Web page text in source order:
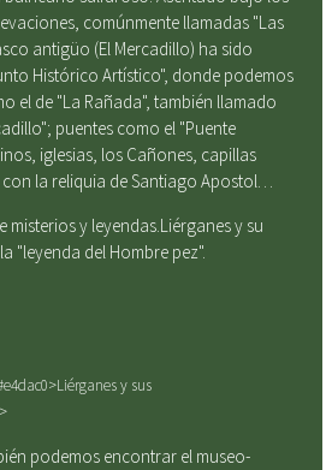
comúnmente llamadas "Las
antigüo (El Mercadillo) ha sido
Histórico Artístico", donde podemos
el de "La Rañada", también llamado
puentes como el "Puente
iglesias, los Cañones, capillas
la reliquia de Santiago Apostol…
misterios y leyendas.Liérganes y su
"leyenda del Hombre pez".
podemos encontrar el museo-